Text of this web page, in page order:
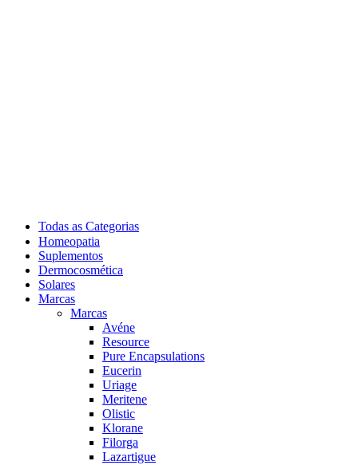
Todas as Categorias
Homeopatia
Suplementos
Dermocosmética
Solares
Marcas
Marcas
Avéne
Resource
Pure Encapsulations
Eucerin
Uriage
Meritene
Olistic
Klorane
Filorga
Lazartigue